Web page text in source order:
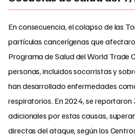
En consecuencia, el colapso de las
partículas cancerígenas que
Programa de Salud del World Trade
personas, incluidos socorristas y
han desarrollado enfermedades
respiratorios. En 2024, se reportaron
adicionales por estas causas,
directas del ataque, según los